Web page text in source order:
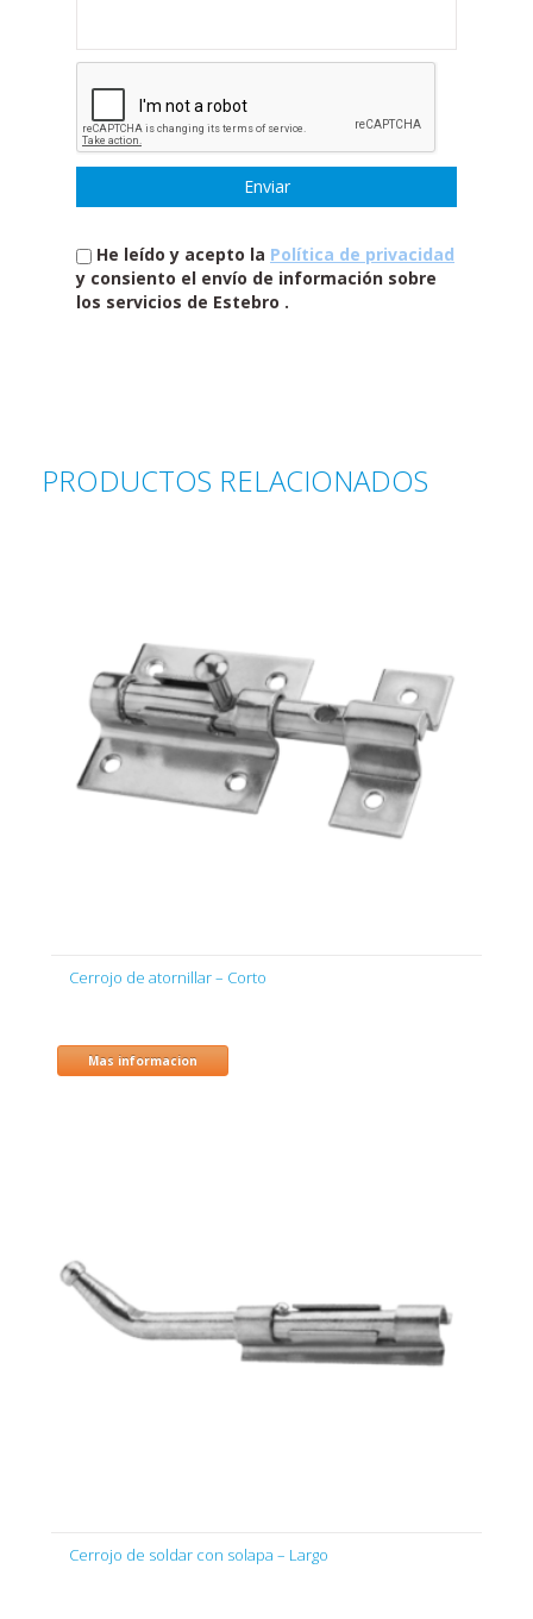
He leído y acepto la Política de privacidad
y consiento el envío de información sobre
los servicios de Estebro .
PRODUCTOS RELACIONADOS
Cerrojo de atornillar – Corto
Mas informacion
Cerrojo de soldar con solapa – Largo